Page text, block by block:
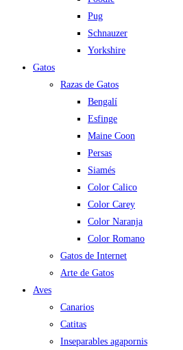
Pug
Schnauzer
Yorkshire
Gatos
Razas de Gatos
Bengalí
Esfinge
Maine Coon
Persas
Siamés
Color Calico
Color Carey
Color Naranja
Color Romano
Gatos de Internet
Arte de Gatos
Aves
Canarios
Catitas
Inseparables agapornis